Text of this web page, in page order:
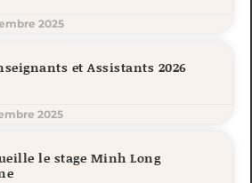
2025
et Assistants 2026
2025
le stage Minh Long